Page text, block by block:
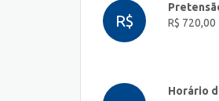
R$
R$ 720,00
Horário